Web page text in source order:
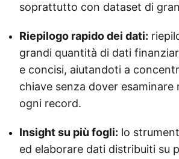
soprattutto con dataset di
Riepilogo rapido dei dati:
grandi quantità di dati
e concisi, aiutandoti a
chiave senza dover esaminare
ogni record.
Insight su più fogli: lo
ed elaborare dati distribuiti su